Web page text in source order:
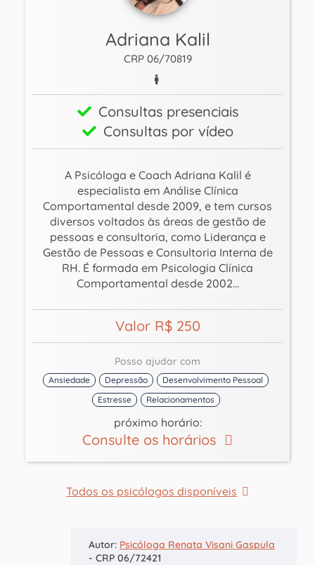
Adriana Kalil
CRP 06/70819
Consultas presenciais
Consultas por vídeo
A Psicóloga e Coach Adriana Kalil é
especialista em Análise Clínica
Comportamental desde 2009, e tem cursos
diversos voltados às áreas de gestão de
pessoas e consultoria, como Liderança e
Gestão de Pessoas e Consultoria Interna de
RH. É formada em Psicologia Clínica
Comportamental desde 2002...
Valor R$ 250
Posso ajudar com
Ansiedade Depressão
Desenvolvimento Pessoal
Estresse
Relacionamentos
próximo horário:
Consulte os horários
Todos os psicólogos disponíveis
Autor: Psicóloga Renata Visani Gaspula
- CRP 06/72421